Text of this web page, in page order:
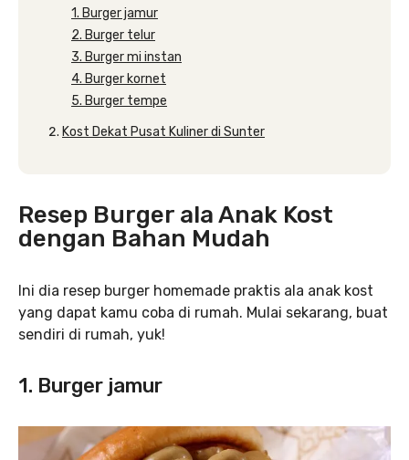
1. Burger jamur
2. Burger telur
3. Burger mi instan
4. Burger kornet
5. Burger tempe
Kost Dekat Pusat Kuliner di Sunter
Resep Burger ala Anak Kost
dengan Bahan Mudah
Ini dia resep burger homemade praktis ala anak kost
yang dapat kamu coba di rumah. Mulai sekarang, buat
sendiri di rumah, yuk!
1. Burger jamur